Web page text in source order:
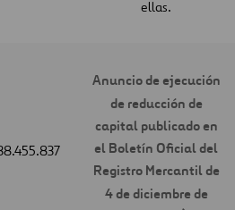
ellas.
Anuncio de ejecución
de reducción de
capital publicado en
el Boletín Oficial del
Registro Mercantil de
4 de diciembre de